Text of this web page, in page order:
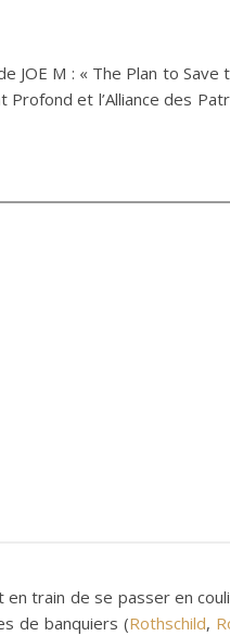
JOE M : « The Plan to
et l’Alliance des
train de se passer en
de banquiers (Rothschild,